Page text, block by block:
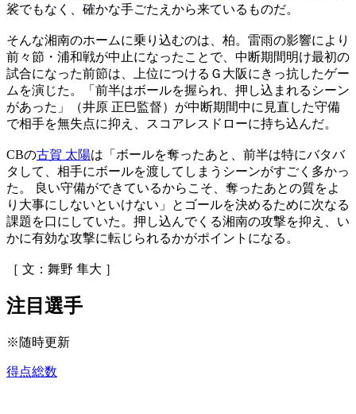
裟でもなく、確かな手ごたえから来ているものだ。
そんな湘南のホームに乗り込むのは、柏。雷雨の影響により
前々節・浦和戦が中止になったことで、中断期間明け最初の
試合になった前節は、上位につけるＧ大阪にきっ抗したゲー
ムを演じた。「前半はボールを握られ、押し込まれるシーン
があった」（井原 正巳監督）が中断期間中に見直した守備
で相手を無失点に抑え、スコアレスドローに持ち込んだ。
CBの古賀 太陽は「ボールを奪ったあと、前半は特にバタバ
タして、相手にボールを渡してしまうシーンがすごく多かっ
た。 良い守備ができているからこそ、奪ったあとの質をよ
り大事にしないといけない」とゴールを決めるために次なる
課題を口にしていた。押し込んでくる湘南の攻撃を抑え、い
かに有効な攻撃に転じられるかがポイントになる。
［ 文：舞野 隼大 ］
注目選手
※随時更新
得点総数